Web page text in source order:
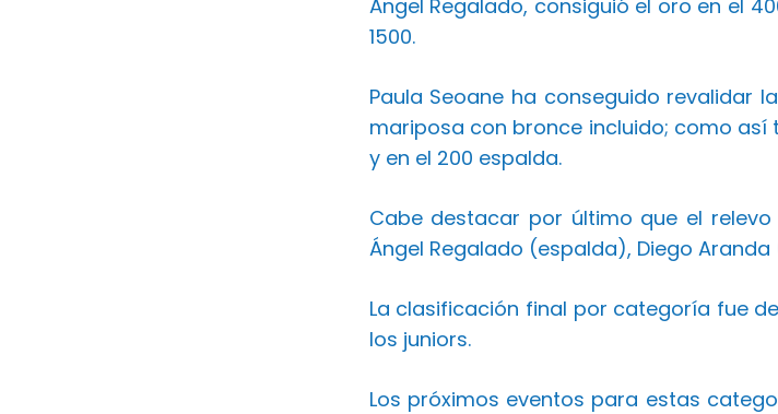
Ángel Regalado, consiguió el oro en el
1500.
Paula Seoane ha conseguido revalidar
mariposa con bronce incluido; como así
y en el 200 espalda.
Cabe destacar por último que el
Ángel Regalado (espalda), Diego
La clasificación final por categoría fue
los juniors.
Los próximos eventos para estas